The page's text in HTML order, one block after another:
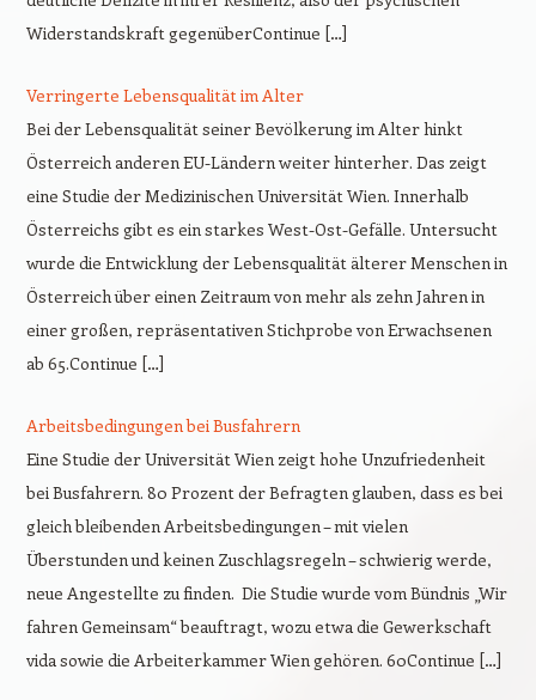
Widerstandskraft gegenüberContinue […]
Verringerte Lebensqualität im Alter
Bei der Lebensqualität seiner Bevölkerung im Alter hinkt
Österreich anderen EU-Ländern weiter hinterher. Das zeigt
eine Studie der Medizinischen Universität Wien. Innerhalb
Österreichs gibt es ein starkes West-Ost-Gefälle. Untersucht
wurde die Entwicklung der Lebensqualität älterer Menschen in
Österreich über einen Zeitraum von mehr als zehn Jahren in
einer großen, repräsentativen Stichprobe von Erwachsenen
ab 65.Continue […]
Arbeitsbedingungen bei Busfahrern
Eine Studie der Universität Wien zeigt hohe Unzufriedenheit
bei Busfahrern. 80 Prozent der Befragten glauben, dass es bei
gleich bleibenden Arbeitsbedingungen – mit vielen
Überstunden und keinen Zuschlagsregeln – schwierig werde,
neue Angestellte zu finden. Die Studie wurde vom Bündnis „Wir
fahren Gemeinsam“ beauftragt, wozu etwa die Gewerkschaft
vida sowie die Arbeiterkammer Wien gehören. 60Continue […]